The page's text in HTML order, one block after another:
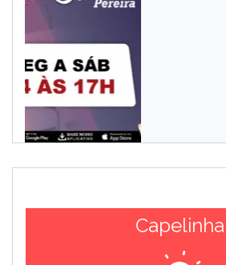
Capelinha